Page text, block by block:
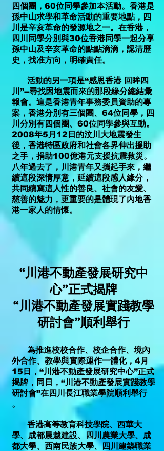
四個團，60位同學參加本活動。香港是
孫中山求學和革命活動的重要地點，四
川是辛亥革命的發源地之一。在香港，
四川同學分別與30位香港同學一起分享
孫中山及辛亥革命的點點滴滴，認清歷
史，找准方向，明確責任。
活動的另一項是“感恩香港 回眸四
川”--尋找因地震而來的那段緣分總結彙
報會。這是香港青年事務委員資助的專
案，香港分別有三個團、64位同學，四
川分別有四個團、60位同學參與互動。
2008年5月12日的汶川大地震發生
後，香港特區政府和社會各界伸出援助
之手，捐助100億港元支援抗震救災。
八年過去了，川港青年又攜起手來，繼
續這段深情厚意，延續這段感人緣分，
共同續寫這人性的善良、社會的友愛、
慈善的魅力，更重要的是體現了內地香
港一家人的情懷。
“川港不動產發展研究中
心”正式揭牌
“川港不動產發展實踐教學
研討會”順利舉行
為推進校校合作、校企合作、境內
外合作、教學與實際運作一體化，4月
15日，“川港不動產發展研究中心”正式
揭牌，同日，“川港不動產發展實踐教學
研討會”在四川長江職業學院順利舉行
。
香港高等教育科技學院、西華大
學、成都晨越建設、四川農業大學、成
都大學、西南民族大學、四川建築職業